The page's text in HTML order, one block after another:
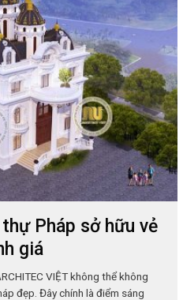
Pháp sở hữu vẻ
giá
VIỆT không thể không
đẹp. Đây chính là điểm sáng